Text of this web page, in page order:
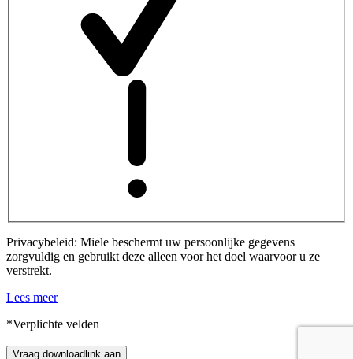
Privacybeleid: Miele beschermt uw persoonlijke gegevens
zorgvuldig en gebruikt deze alleen voor het doel waarvoor u ze
verstrekt.
Lees meer
*Verplichte velden